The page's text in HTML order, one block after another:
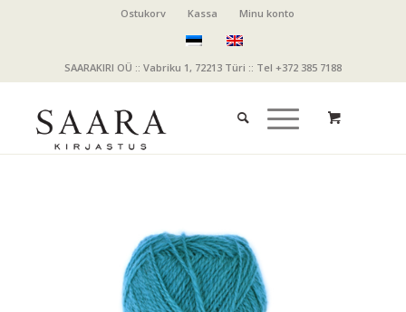
Ostukorv Kassa Minu konto
SAARAKIRI OÜ :: Vabriku 1, 72213 Türi :: Tel +372 385 7188